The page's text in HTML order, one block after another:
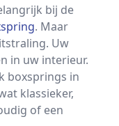
bij de
. Maar
Uw
in uw interieur.
boxsprings in
klassieker,
of een